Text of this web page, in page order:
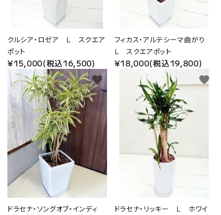
クルシア・ロゼア Ｌ スクエア
ポット
¥15,000(税込16,500)
フィカス・アルテシーマ曲がり
Ｌ スクエアポット
¥18,000(税込19,800)
ドラセナ・ソングオブ・インディ
favorite
ドラセナ・リッキー Ｌ ホワイ
favorite